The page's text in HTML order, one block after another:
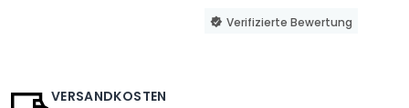
Verifizierte Bewertung
VERSANDKOSTEN